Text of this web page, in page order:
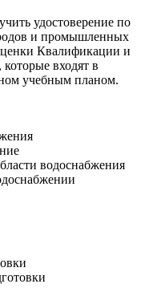
удостоверение по
и промышленных
Квалификации и
входят в
учебным планом.
водоснабжения